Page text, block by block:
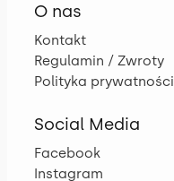
O nas
Kontakt
Regulamin / Zwroty
Polityka prywatności
Social Media
Facebook
Instagram